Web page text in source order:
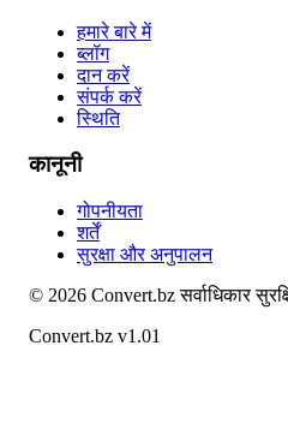
हमारे बारे में
ब्लॉग
दान करें
संपर्क करें
स्थिति
कानूनी
गोपनीयता
शर्तें
सुरक्षा और अनुपालन
© 2026 Convert.bzसर्वाधिकार
Convert.bz v1.01